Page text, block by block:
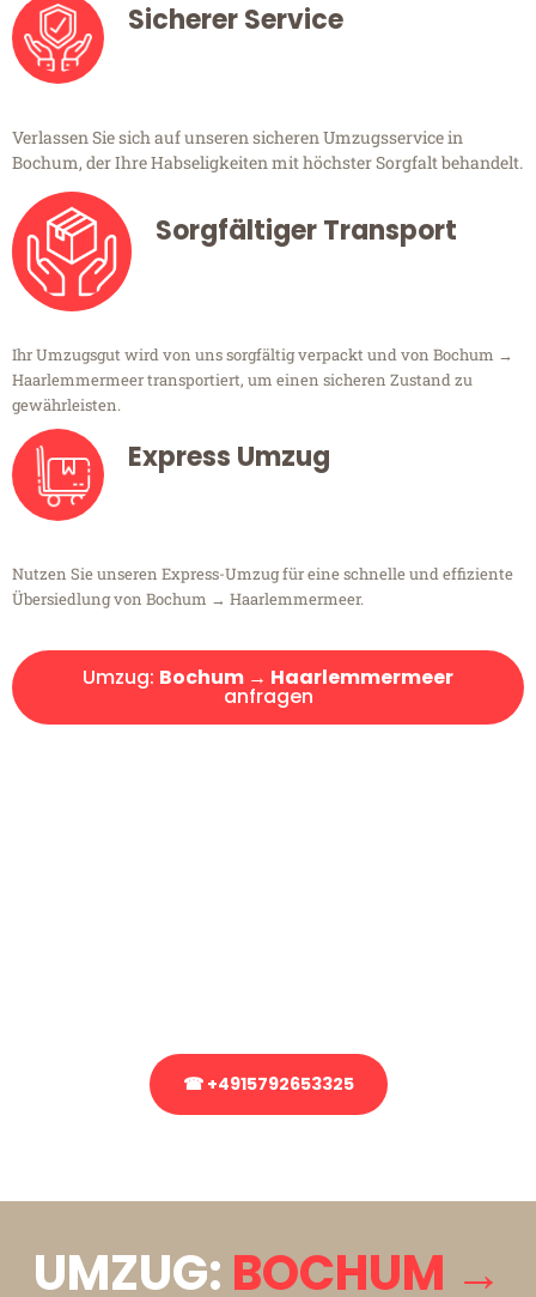
Sicherer Service
Verlassen Sie sich auf unseren sicheren Umzugsservice in
Bochum, der Ihre Habseligkeiten mit höchster Sorgfalt behandelt.
Sorgfältiger Transport
Ihr Umzugsgut wird von uns sorgfältig verpackt und von Bochum →
Haarlemmermeer transportiert, um einen sicheren Zustand zu
gewährleisten.
Express Umzug
Nutzen Sie unseren Express-Umzug für eine schnelle und effiziente
Übersiedlung von Bochum → Haarlemmermeer.
Umzug: Bochum → Haarlemmermeer
anfragen
☎ +4915792653325
UMZUG: BOCHUM →